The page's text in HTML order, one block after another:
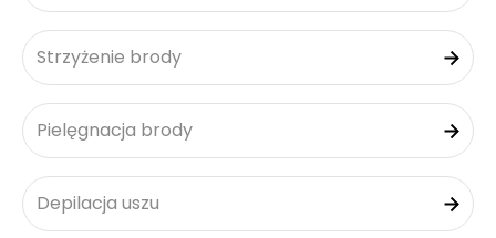
Strzyżenie brody
Pielęgnacja brody
Depilacja uszu